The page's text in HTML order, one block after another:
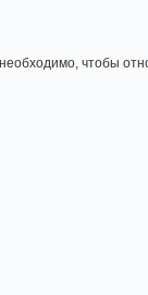
чтобы